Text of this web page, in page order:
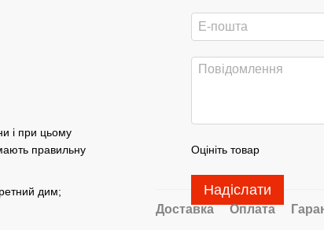
і при цьому
правильну
дим;
Оцініть товар
Надіслати
Доставка Оплата